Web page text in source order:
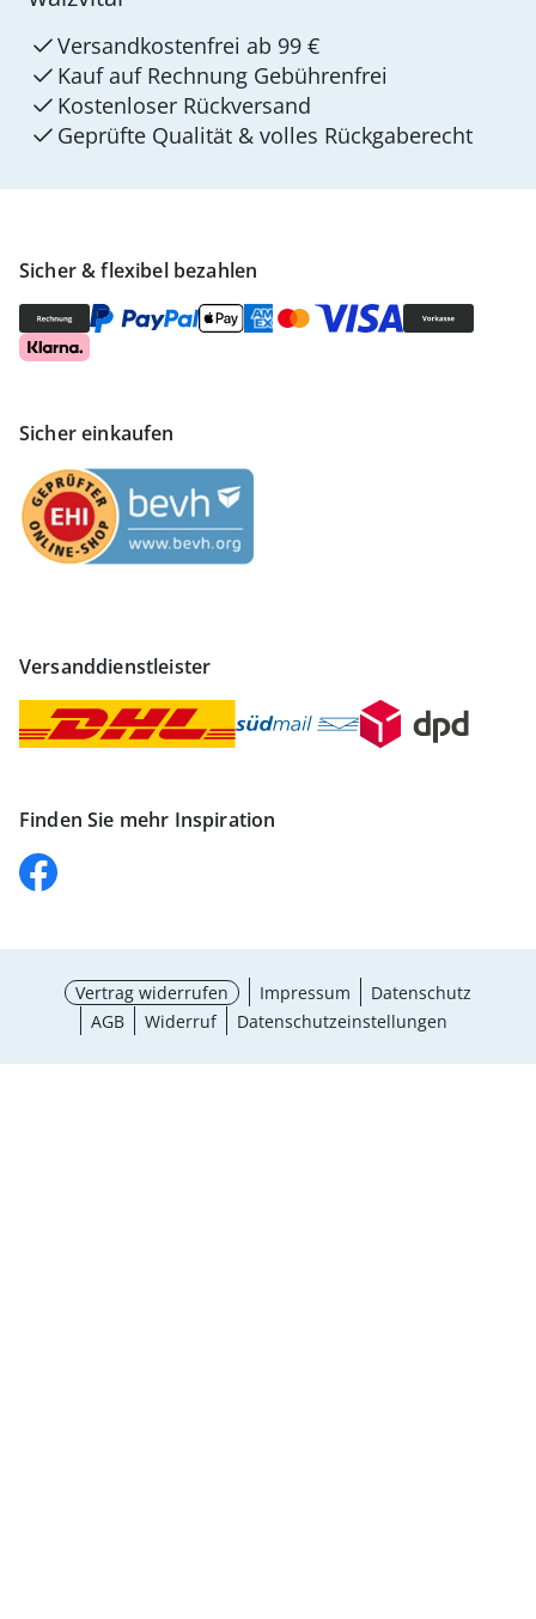
Sicher & flexibel bezahlen
Sicher einkaufen
Versanddienstleister
Finden Sie mehr Inspiration
Versandkostenfrei ab 99 €
Kauf auf Rechnung Gebührenfrei
Kostenloser Rückversand
Geprüfte Qualität & volles Rückgaberecht
Vertrag widerrufen Impressum
Datenschutz
AGB
Widerruf Datenschutzeinstellungen